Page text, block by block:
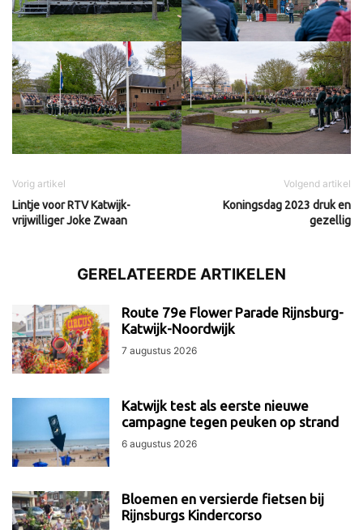
Vorig artikel
Lintje voor RTV Katwijk-
vrijwilliger Joke Zwaan
Volgend artikel
Koningsdag 2023 druk en
gezellig
GERELATEERDE ARTIKELEN
Route 79e Flower Parade Rijnsburg-
Katwijk-Noordwijk
7 augustus 2026
Katwijk test als eerste nieuwe
campagne tegen peuken op strand
6 augustus 2026
Bloemen en versierde fietsen bij
Rijnsburgs Kindercorso